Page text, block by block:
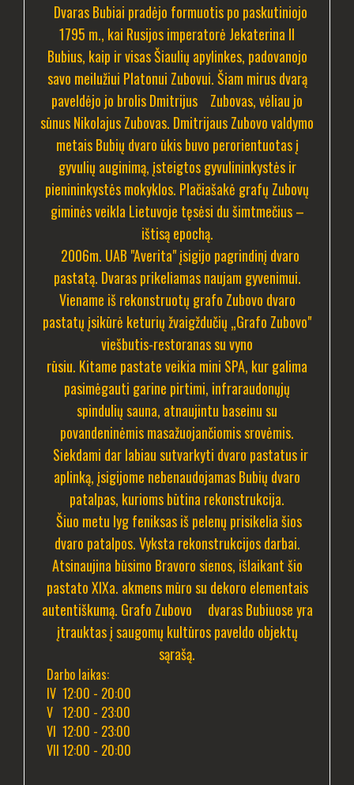
Dvaras Bubiai pradėjo formuotis po paskutiniojo
1795 m., kai Rusijos imperatorė Jekaterina II
Bubius, kaip ir visas Šiaulių apylinkes, padovanojo
savo meilužiui Platonui Zubovui. Šiam mirus dvarą
paveldėjo jo brolis Dmitrijus Zubovas, vėliau jo
sūnus Nikolajus Zubovas. Dmitrijaus Zubovo valdymo
metais Bubių dvaro ūkis buvo perorientuotas į
gyvulių auginimą, įsteigtos gyvulininkystės ir
pienininkystės mokyklos. Plačiašakė grafų Zubovų
giminės veikla Lietuvoje tęsėsi du šimtmečius –
ištisą epochą.
2006m. UAB "Averita" įsigijo pagrindinį dvaro
pastatą. Dvaras prikeliamas naujam gyvenimui.
Viename iš rekonstruotų grafo Zubovo dvaro
pastatų įsikūrė keturių žvaigždučių „Grafo Zubovo"
viešbutis-restoranas su vyno
rūsiu. Kitame pastate veikia mini SPA, kur galima
pasimėgauti garine pirtimi, infraraudonųjų
spindulių sauna, atnaujintu baseinu su
povandeninėmis masažuojančiomis srovėmis.
Siekdami dar labiau sutvarkyti dvaro pastatus ir
aplinką, įsigijome nebenaudojamas Bubių dvaro
patalpas, kurioms būtina rekonstrukcija.
Šiuo metu lyg feniksas iš pelenų prisikelia šios
dvaro patalpos. Vyksta rekonstrukcijos darbai.
Atsinaujina būsimo Bravoro sienos, išlaikant šio
pastato XIXa. akmens mūro su dekoro elementais
autentiškumą. Grafo Zubovo dvaras Bubiuose yra
įtrauktas į saugomų kultūros paveldo objektų
sąrašą.
Darbo laikas:
IV 12:00 - 20:00
V 12:00 - 23:00
VI 12:00 - 23:00
VII 12:00 - 20:00